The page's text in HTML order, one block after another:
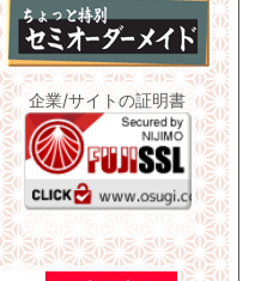
企業/サイトの証明書